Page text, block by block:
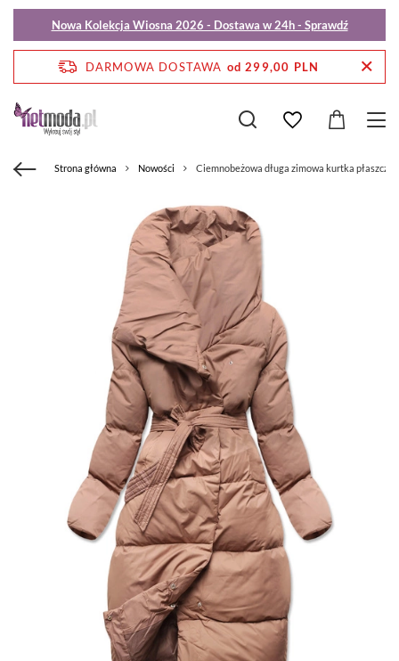
Nowa Kolekcja Wiosna 2026 - Dostawa w 24h - Sprawdź
DARMOWA DOSTAWA od 299,00 PLN
Strona główna Nowości Ciemnobeżowa długa zimowa kurtka